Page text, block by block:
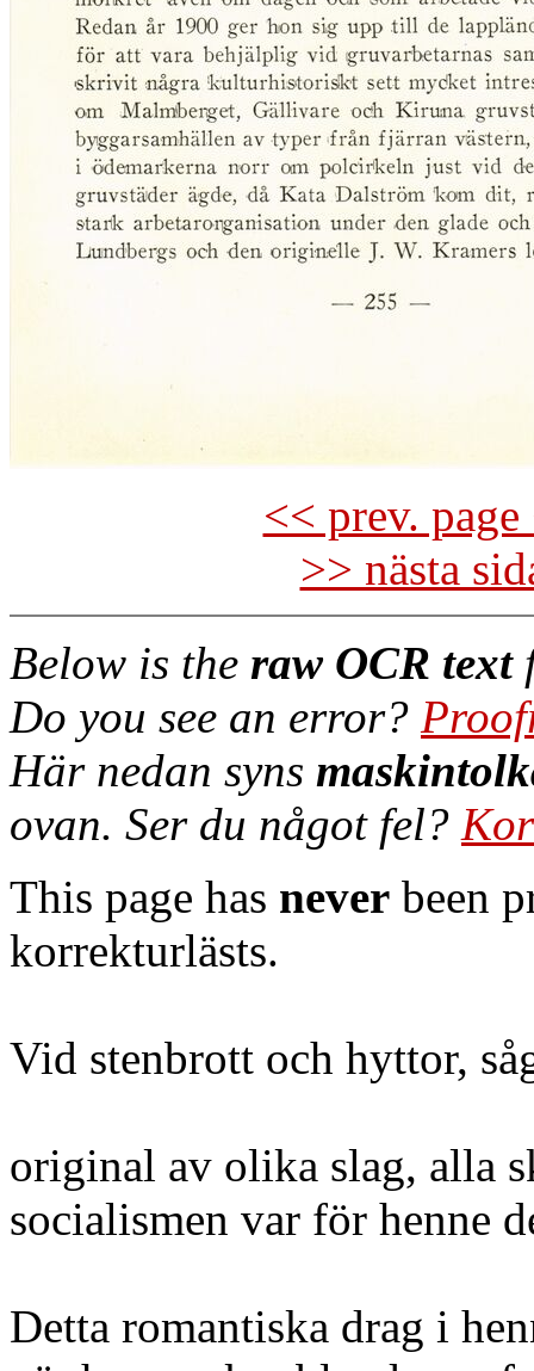
<< prev.
>> nästa
Below is the raw OCR text
Do you see an error?
Här nedan syns
ovan. Ser du något fel?
This page has never been
korrekturlästs.
Vid stenbrott och hyttor,
original av olika slag, alla
socialismen var för henne
Detta romantiska drag i